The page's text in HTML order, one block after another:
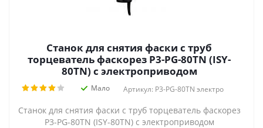
Станок для снятия фаски с труб
торцеватель фаскорез P3-PG-80TN (ISY-
80TN) с электроприводом
Мало Артикул: P3-PG-80TN электро
Станок для снятия фаски с труб торцеватель фаскорез
P3-PG-80TN (ISY-80TN) с электроприводом